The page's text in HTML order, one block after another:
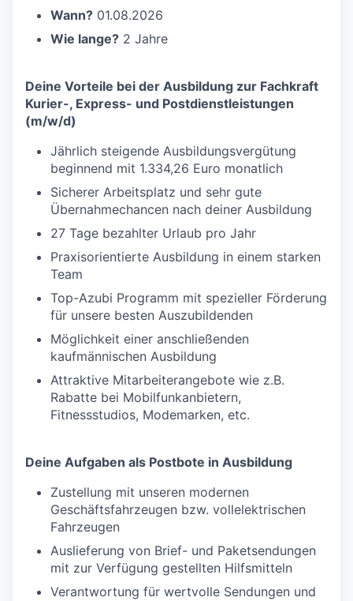
Wann? 01.08.2026
Wie lange? 2 Jahre
Deine Vorteile bei der Ausbildung zur Fachkraft
Kurier-, Express- und Postdienstleistungen
(m/w/d)
Jährlich steigende Ausbildungsvergütung
beginnend mit 1.334,26 Euro monatlich
Sicherer Arbeitsplatz und sehr gute
Übernahmechancen nach deiner Ausbildung
27 Tage bezahlter Urlaub pro Jahr
Praxisorientierte Ausbildung in einem starken
Team
Top-Azubi Programm mit spezieller Förderung
für unsere besten Auszubildenden
Möglichkeit einer anschließenden
kaufmännischen Ausbildung
Attraktive Mitarbeiterangebote wie z.B.
Rabatte bei Mobilfunkanbietern,
Fitnessstudios, Modemarken, etc.
Deine Aufgaben als Postbote in Ausbildung
Zustellung mit unseren modernen
Geschäftsfahrzeugen bzw. vollelektrischen
Fahrzeugen
Auslieferung von Brief- und Paketsendungen
mit zur Verfügung gestellten Hilfsmitteln
Verantwortung für wertvolle Sendungen und